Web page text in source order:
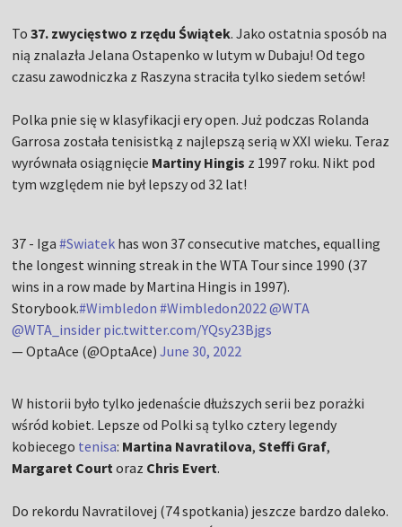
To37. zwycięstwo z rzędu Świątek. Jako ostatnia sposób na
nią znalazła Jelana Ostapenko w lutym w Dubaju! Od tego
czasu zawodniczka z Raszyna straciła tylko siedem setów!
Polka pnie się w klasyfikacji ery open. Już podczas Rolanda
Garrosa została tenisistką z najlepszą serią w XXI wieku. Teraz
wyrównała osiągnięcie Martiny Hingis z 1997 roku. Nikt pod
tym względem nie był lepszy od 32 lat!
37 - Iga#Swiatek has won 37 consecutive matches, equalling
the longest winning streak in the WTA Tour since 1990 (37
wins in a row made by Martina Hingis in 1997).
Storybook.#Wimbledon #Wimbledon2022@WTA
@WTA_insider pic.twitter.com/YQsy23Bjgs
— OptaAce (@OptaAce)June 30, 2022
W historii było tylko jedenaście dłuższych serii bez porażki
wśród kobiet. Lepsze od Polki są tylko cztery legendy
kobiecego tenisa: Martina Navratilova,Steffi Graf,
Margaret Courtoraz Chris Evert.
Do rekordu Navratilovej (74 spotkania) jeszcze bardzo daleko.